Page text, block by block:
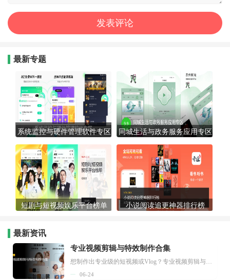
最新专题
系统监控与硬件管理软件专区 同城生活与政务服务应用专区
短剧与短视频娱乐平台榜单 小说阅读追更神器排行榜
最新资讯
专业视频剪辑与特效制作合集
想制作出专业级的短视频或Vlog？专业视频剪辑与特效制作大全专题为你提供了从剪辑、抠像到特效包装的全套解决方案。无论是添加炫酷的片头、进行精准的视频抠图，还是制...
06-24